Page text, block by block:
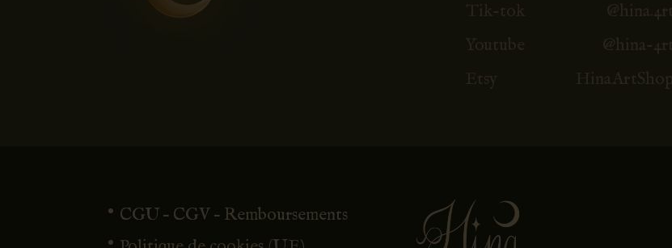
Tik-tok @hina.4rt
Youtube @hina-4rt
Etsy HinaArtShop
CGU – CGV – Remboursements
Politique de cookies (UE)